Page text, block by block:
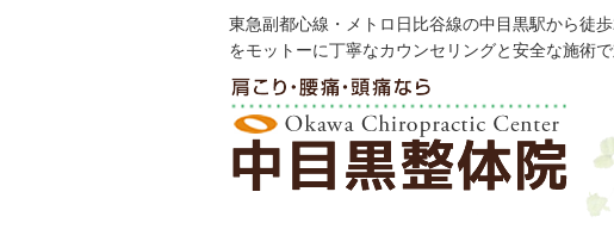
東急副都心線・メトロ日比谷線の中目黒駅から徒
をモットーに丁寧なカウンセリングと安全な施術